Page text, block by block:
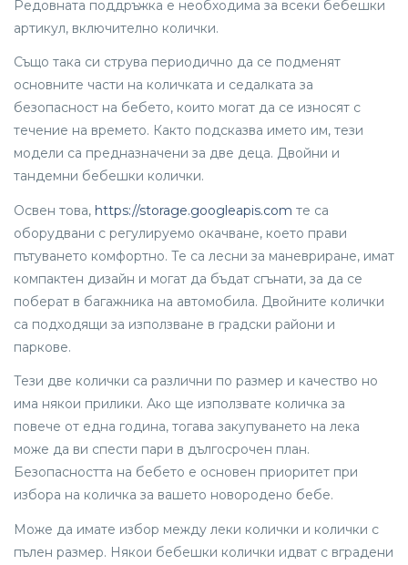
Редовната поддръжка е необходима за всеки бебешки
артикул, включително колички.
Също така си струва периодично да се подменят
основните части на количката и седалката за
безопасност на бебето, които могат да се износят с
течение на времето. Както подсказва името им, тези
модели са предназначени за две деца. Двойни и
тандемни бебешки колички.
Освен това, https://storage.googleapis.com те са
оборудвани с регулируемо окачване, което прави
пътуването комфортно. Те са лесни за маневриране, имат
компактен дизайн и могат да бъдат сгънати, за да се
поберат в багажника на автомобила. Двойните колички
са подходящи за използване в градски райони и
паркове.
Тези две колички са различни по размер и качество но
има някои прилики. Ако ще използвате количка за
повече от една година, тогава закупуването на лека
може да ви спести пари в дългосрочен план.
Безопасността на бебето е основен приоритет при
избора на количка за вашето новородено бебе.
Може да имате избор между леки колички и колички с
пълен размер. Някои бебешки колички идват с вградени